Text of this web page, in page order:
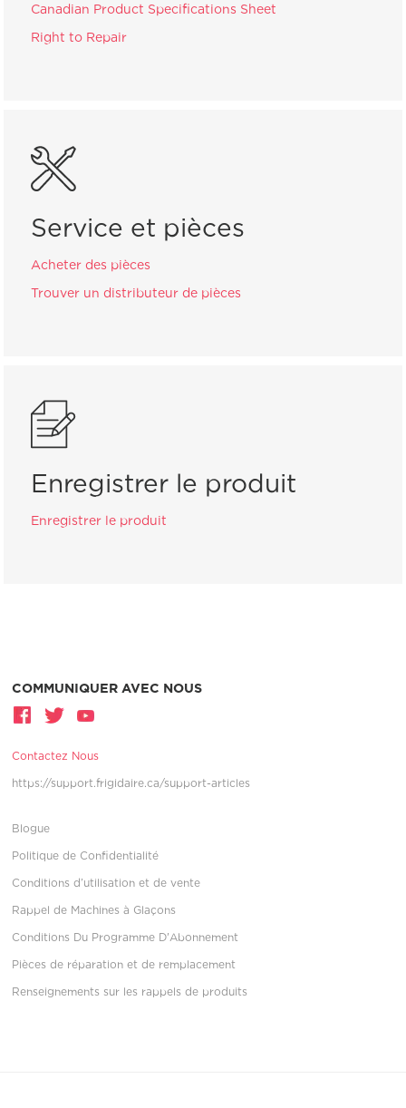
Canadian Product Specifications Sheet
Right to Repair
Service et pièces
Acheter des pièces
Trouver un distributeur de pièces
Enregistrer le produit
Enregistrer le produit
COMMUNIQUER AVEC NOUS
Contactez Nous
https://support.frigidaire.ca/support-articles
Blogue
Politique de Confidentialité
Conditions d’utilisation et de vente
Rappel de Machines à Glaçons
Conditions Du Programme D'Abonnement
Pièces de réparation et de remplacement
Renseignements sur les rappels de produits